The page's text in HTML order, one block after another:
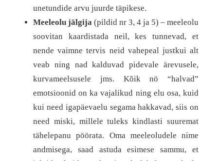
unetundide arvu juurde täpikese.
Meeleolu jälgija (pildid nr 3, 4 ja 5) – meeleolu
soovitan kaardistada neil, kes tunnevad, et
nende vaimne tervis neid vahepeal justkui alt
veab ning nad kalduvad pidevale ärevusele,
kurvameelsusele jms. Kõik nö “halvad”
emotsioonid on ka vajalikud ning elu osa, kuid
kui need igapäevaelu segama hakkavad, siis on
need miski, millele tuleks kindlasti suuremat
tähelepanu pöörata. Oma meeleoludele nime
andmisega, saad astuda esimese sammu, et